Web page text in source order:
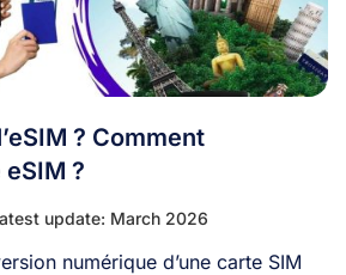
? Comment
?
update: March 2026
numérique d’une carte SIM